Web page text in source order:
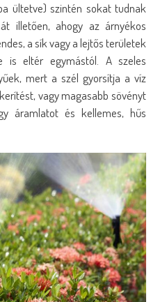
ültetve) szintén sokat tudnak
illetően, ahogy az árnyékos
a sík vagy a lejtős területek
is eltér egymástól. A szeles
mert a szél gyorsítja a víz
vagy magasabb sövényt
áramlatot és kellemes, hűs